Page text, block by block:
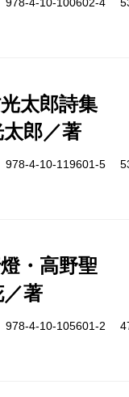
太郎詩集
郎／著
978-4-10-119601-5
・高野聖
著
978-4-10-105601-2